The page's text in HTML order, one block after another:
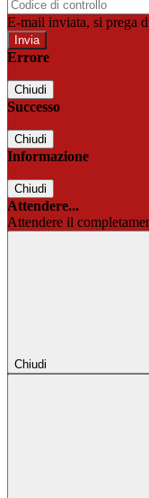
E-mail inviata, si prega
Errore
Chiudi
Successo
Chiudi
Informazione
Chiudi
Attendere...
Attendere il
Chiudi